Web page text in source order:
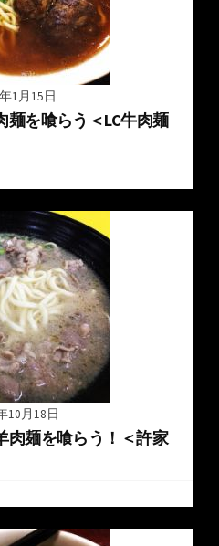
1月15日
を喰らう＜LC牛肉麺
10月18日
肉麺を喰らう！＜許家